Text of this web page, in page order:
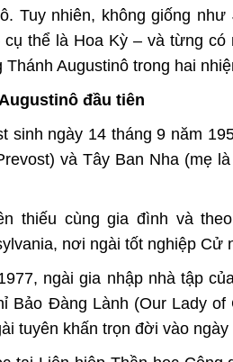
Tuy nhiên, không giống
thể là Hoa Kỳ – và từng
Augustinô trong hai
đầu tiên
sinh ngày 14 tháng 9 năm
và Tây Ban Nha (mẹ
thiếu cùng gia đình và
nơi ngài tốt nghiệp Cử
ngài gia nhập nhà tập
Bảo Đàng Lành (Our Lady
tuyên khấn trọn đời vào